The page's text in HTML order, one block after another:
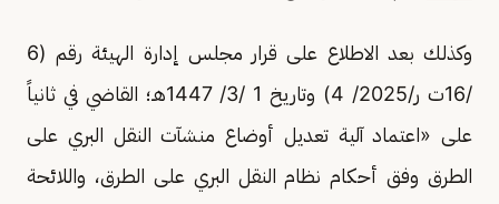
وكذلك بعد الاطلاع على قرار مجلس إدارة الهيئة رقم (6
/16ت ر/2025/ 4) وتاريخ 1 /3/ 1447هـ؛ القاضي في ثانياً
على «اعتماد آلية تعديل أوضاع منشآت النقل البري على
الطرق وفق أحكام نظام النقل البري على الطرق، واللائحة